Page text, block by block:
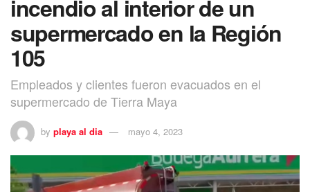
incendio al interior de un
supermercado en la Región
105
Empleados y clientes fueron evacuados en el
supermercado de Tierra Maya
by playa al dia mayo 4, 2023